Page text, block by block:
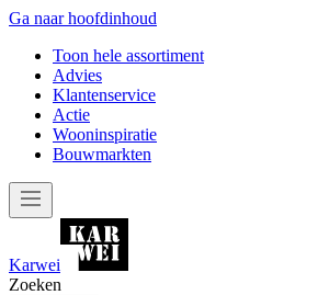
Ga naar hoofdinhoud
Toon hele assortiment
Advies
Klantenservice
Actie
Wooninspiratie
Bouwmarkten
Karwei
Zoeken